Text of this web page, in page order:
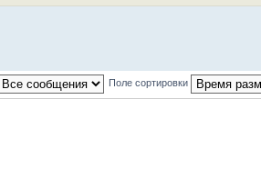
Поле сортировки